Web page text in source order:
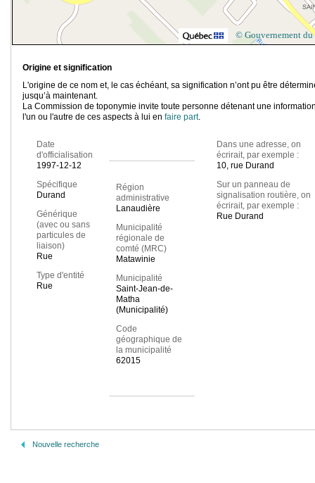
© Gouvernement du
Origine et signification
L'origine de ce nom et, le cas échéant, sa signification n’ont pu être
jusqu’à maintenant.
La Commission de toponymie invite toute personne détenant une
l'un ou l'autre de ces aspects à lui en faire part.
Date
d'officialisation
1997-12-12
Spécifique
Durand
Générique
(avec ou sans
particules de
liaison)
Rue
Type d'entité
Rue
Région
administrative
Lanaudière
Municipalité
régionale de
comté (MRC)
Matawinie
Municipalité
Saint-Jean-de-
Matha
(Municipalité)
Code
géographique de
la municipalité
62015
Dans une adresse, on
écrirait, par exemple :
10, rue Durand
Sur un panneau de
signalisation routière, on
écrirait, par exemple :
Rue Durand
Nouvelle recherche